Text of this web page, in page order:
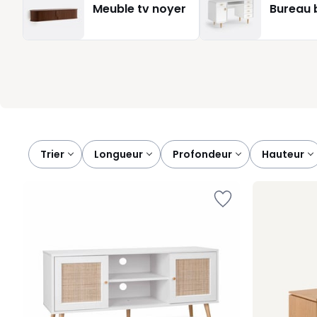
une chambre aménagée avec coin TV. Vous gagnez en
pensons que le meuble TV blanc est avant tout un choix
vos objets déco et vos couleurs préférées.
Meuble tv noyer Bureau
Trier
longueur profondeur hauteur